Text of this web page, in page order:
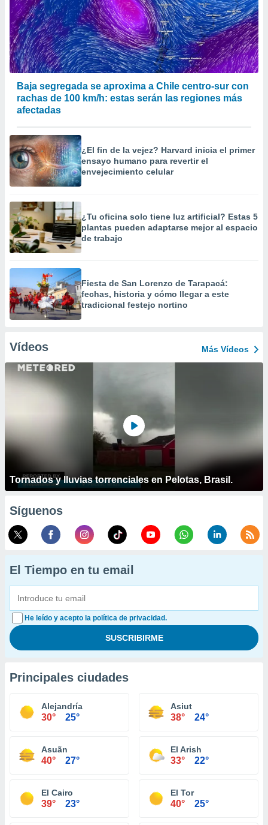
Baja segregada se aproxima a Chile centro-sur con
rachas de 100 km/h: estas serán las regiones más
afectadas
¿El fin de la vejez? Harvard inicia el primer
ensayo humano para revertir el
envejecimiento celular
¿Tu oficina solo tiene luz artificial? Estas 5
plantas pueden adaptarse mejor al espacio
de trabajo
Fiesta de San Lorenzo de Tarapacá:
fechas, historia y cómo llegar a este
tradicional festejo nortino
Vídeos Más Vídeos
Tornados y lluvias torrenciales en Pelotas, Brasil.
Síguenos
El Tiempo en tu email
He leído y acepto la política de privacidad.
Principales ciudades
Alejandría
30° 25°
Asiut
38° 24°
Asuãn
40° 27°
El Arish
33° 22°
El Cairo
39° 23°
El Tor
40° 25°